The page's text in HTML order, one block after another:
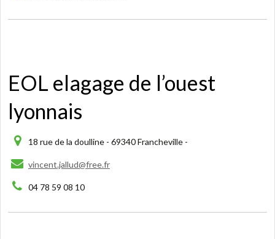
EOL elagage de l’ouest
lyonnais
18 rue de la doulline - 69340 Francheville -
vincent.jallud@free.fr
04 78 59 08 10